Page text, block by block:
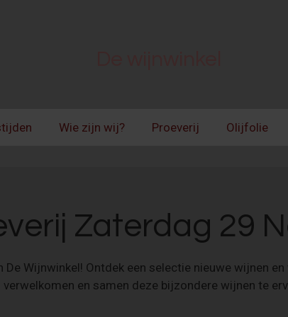
Wie zijn wij? Proeverij Olijfolie
Zaterdag 29
De Wijnwinkel! Ontdek een selectie nieuwe wijnen
verwelkomen en samen deze bijzondere wijnen te